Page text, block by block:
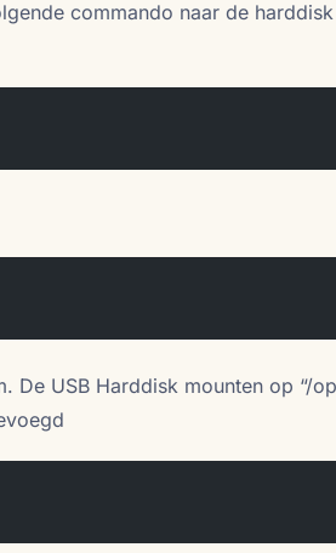
commando naar de harddisk
De USB Harddisk mounten op “/